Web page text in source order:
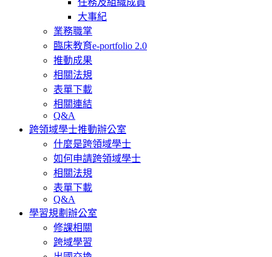
大事紀
業務職掌
臨床教育e-portfolio 2.0
推動成果
相關法規
表單下載
相關連結
Q&A
跨領域學士推動辦公室
什麼是跨領域學士
如何申請跨領域學士
相關法規
表單下載
Q&A
學習規劃辦公室
修課相關
跨域學習